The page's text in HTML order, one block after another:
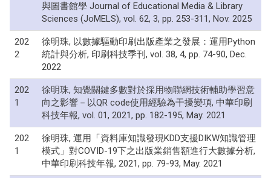
與圖書館學 Journal of Educational Media & Library
Sciences (JoMELS), vol. 62, 3, pp. 253-311, Nov. 2025
202
2
徐明珠, 以數據驅動印刷出版產業之發展：運用Python
統計與分析, 印刷科技季刊, vol. 38, 4, pp. 74-90, Dec.
2022
202
1
徐明珠, 知覺關鍵多數對於採用物聯網技術輔助學習意
向之影響－以QR code使用經驗為干擾變項, 中華印刷
科技年報, vol. 01, 2021, pp. 182-195, May. 2021
202
1
徐明珠, 運用「資料庫知識發現KDD支援DIKW知識管理
模式」對COVID-19下之出版業銷售額進行大數據分析,
中華印刷科技年報, 2021, pp. 79-93, May. 2021